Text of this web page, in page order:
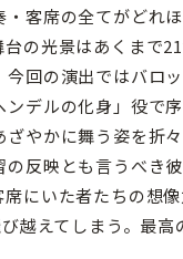
客席の全てがどれ
の光景はあくまで
回の演出ではバロ
ンデルの化身」役で
ざやかに舞う姿を折
の反映とも言うべき
席にいた者たちの想
越えてしまう。最高